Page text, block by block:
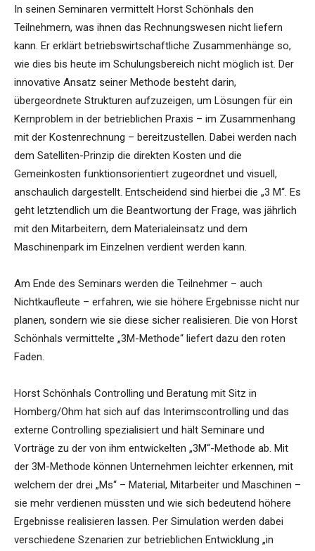
In seinen Seminaren vermittelt Horst Schönhals den
Teilnehmern, was ihnen das Rechnungswesen nicht liefern
kann. Er erklärt betriebswirtschaftliche Zusammenhänge so,
wie dies bis heute im Schulungsbereich nicht möglich ist. Der
innovative Ansatz seiner Methode besteht darin,
übergeordnete Strukturen aufzuzeigen, um Lösungen für ein
Kernproblem in der betrieblichen Praxis – im Zusammenhang
mit der Kostenrechnung – bereitzustellen. Dabei werden nach
dem Satelliten-Prinzip die direkten Kosten und die
Gemeinkosten funktionsorientiert zugeordnet und visuell,
anschaulich dargestellt. Entscheidend sind hierbei die „3 M“. Es
geht letztendlich um die Beantwortung der Frage, was jährlich
mit den Mitarbeitern, dem Materialeinsatz und dem
Maschinenpark im Einzelnen verdient werden kann.
Am Ende des Seminars werden die Teilnehmer – auch
Nichtkaufleute – erfahren, wie sie höhere Ergebnisse nicht nur
planen, sondern wie sie diese sicher realisieren. Die von Horst
Schönhals vermittelte „3M-Methode“ liefert dazu den roten
Faden.
Horst Schönhals Controlling und Beratung mit Sitz in
Homberg/Ohm hat sich auf das Interimscontrolling und das
externe Controlling spezialisiert und hält Seminare und
Vorträge zu der von ihm entwickelten „3M“-Methode ab. Mit
der 3M-Methode können Unternehmen leichter erkennen, mit
welchem der drei „Ms“ – Material, Mitarbeiter und Maschinen –
sie mehr verdienen müssten und wie sich bedeutend höhere
Ergebnisse realisieren lassen. Per Simulation werden dabei
verschiedene Szenarien zur betrieblichen Entwicklung „in